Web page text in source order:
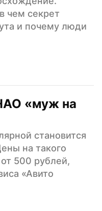
чем секрет
и почему люди
«муж на
становится
на такого
500 рублей,
«Авито